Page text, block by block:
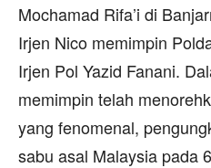
Mochamad Rifa’i di
Irjen Nico memimpin
Irjen Pol Yazid Fanani.
memimpin telah
yang fenomenal,
sabu asal Malaysia pada